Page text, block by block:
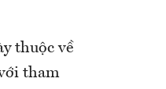
thuộc về
tham